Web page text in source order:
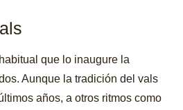
que lo inaugure la
Aunque la tradición del vals
años, a otros ritmos como